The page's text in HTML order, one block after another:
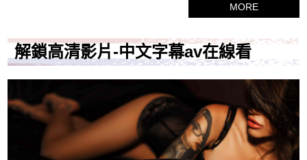
MORE
解鎖高清影片-中文字幕av在線看